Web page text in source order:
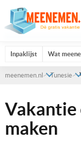
Inpaklijst Wat
meenemen.nl Tunesie
Vakantie
maken